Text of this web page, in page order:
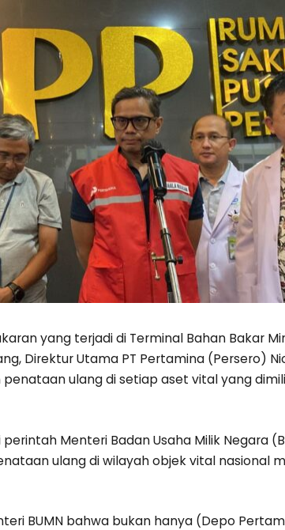
yang terjadi di Terminal Bahan Bakar
Direktur Utama PT Pertamina (Persero)
ulang di setiap aset vital yang
Menteri Badan Usaha Milik Negara
ulang di wilayah objek vital nasional
BUMN bahwa bukan hanya (Depo